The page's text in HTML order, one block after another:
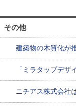
その他
建築物の木質化が
「ミラタップデ
ニチアス株式会社